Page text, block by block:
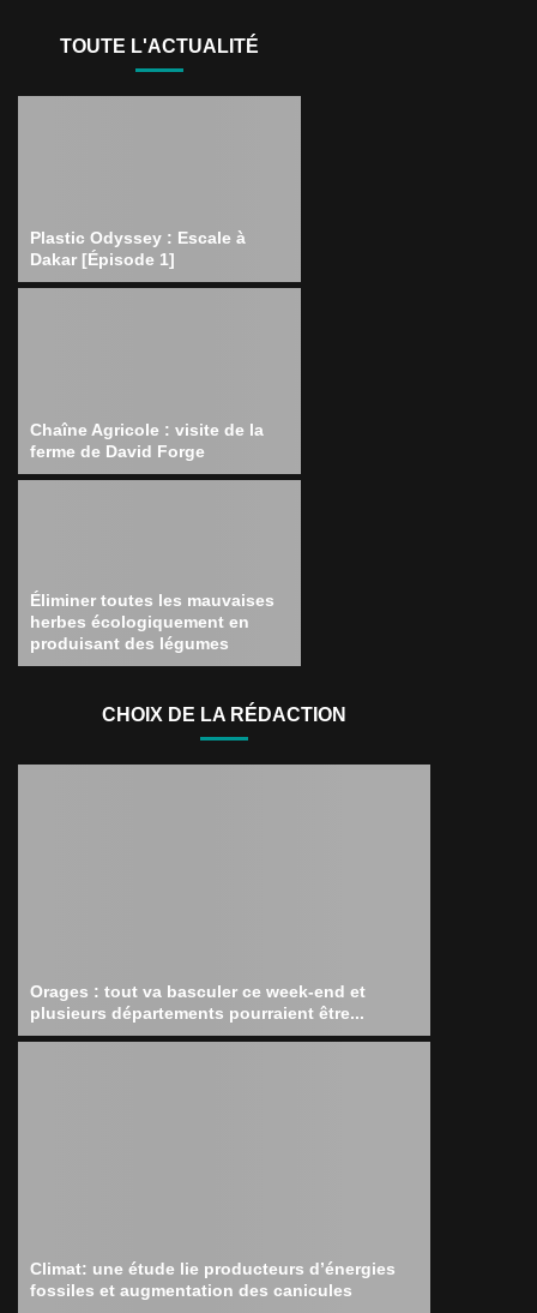
TOUTE L'ACTUALITÉ
Plastic Odyssey : Escale à
Dakar [Épisode 1]
Chaîne Agricole : visite de la
ferme de David Forge
Éliminer toutes les mauvaises
herbes écologiquement en
produisant des légumes
CHOIX DE LA RÉDACTION
Orages : tout va basculer ce week-end et
plusieurs départements pourraient être...
Climat: une étude lie producteurs d’énergies
fossiles et augmentation des canicules